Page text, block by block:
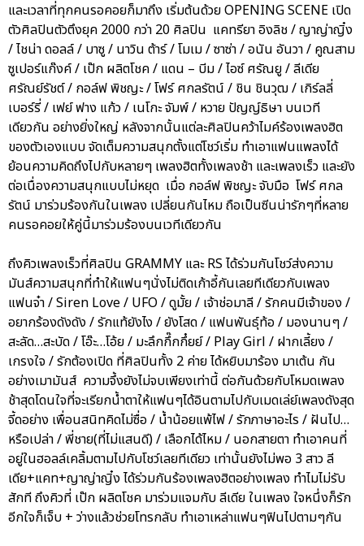
และเวลาที่ทุกคนรอคอยก็มาถึง เริ่มต้นด้วย OPENING SCENE เปิด
ตัวศิลปินตัวตึงยุค 2000 กว่า 20 ศิลปิน แคทรียา อิงลิช / ญาญ่าญิ๋ง
/ ไชน่า ดอลล์ / บาซู / นาวิน ต้าร์ / โมเม / ซาซ่า / อนัน อันวา / คูณสาม
ซูเปอร์แก๊งค์ / เป๊ก ผลิตโชค / แดน – บีม / ไอซ์ ศรัณยู / ลีเดีย
ศรัณย์รัชต์ / กอล์ฟ พิชญะ / โฟร์ ศกลรัตน์ / ชิน ชินวุฒ / เกิร์ลลี่
เบอร์รี่ / เฟย์ ฟาง แก้ว / เนโกะ จัมพ์ / หวาย ปัญญ์ธิษา บนเวที
เดียวกัน อย่างยิ่งใหญ่ หลังจากนั้นแต่ละศิลปินคว้าไมค์ร้องเพลงฮิต
ของตัวเองแบบ จัดเต็มความสนุกตั้งแต่โชว์เริ่ม ทำเอาแฟนแพลงได้
ย้อนความคิดถึงไปกับหลายๆ เพลงฮิตทั้งเพลงช้า และเพลงเร็ว และยัง
ต่อเนื่องความสนุกแบบไม่หยุด เมื่อ กอล์ฟ พิชญะ จับมือ โฟร์ ศกล
รัตน์ มาร่วมร้องกันในเพลง เปลี่ยนกันไหม ถือเป็นซีนน่ารักๆที่หลาย
คนรอคอยให้คู่นี้มาร่วมร้องบนเวทีเดียวกัน
ถึงคิวเพลงเร็วที่ศิลปิน GRAMMY และ RS ได้ร่วมกันโชว์ส่งความ
มันส์ความสนุกที่ทำให้แฟนๆนั่งไม่ติดเก้าอี้กันเลยทีเดียวกับเพลง
แฟนจ๋า / Siren Love / UFO / ดูมั้ย / เจ้าช่อมาลี / รักคนมีเจ้าของ /
อยากร้องดังดัง / รักแท้ยังไง / ยังโสด / แฟนพันธุ์ท้อ / มองนานๆ /
สะลัด…สะบัด / โอ๊ะ…โอ้ย / มะลึกกึ๊กกึ๋ยย์ / Play Girl / ฝากเลี้ยง /
เกรงใจ / รักต้องเปิด ที่ศิลปินทั้ง 2 ค่าย ได้หยิบมาร้อง มาเต้น กัน
อย่างเมามันส์ ความจึ้งยังไม่จบเพียงเท่านี้ ต่อกันด้วยกับโหมดเพลง
ช้าสุดโดนใจที่จะเรียกน้ำตาให้แฟนๆได้อินตามไปกับเมดเล่ย์เพลงดังสุด
จี้ดอย่าง เพื่อนสนิทคิดไม่ซื่อ / น้ำน้อยแพ้ไฟ / รักภาษาอะไร / ฝันไป…
หรือเปล่า / พี่ชาย(ที่ไม่แสนดี) / เลือกได้ไหม / นอกสายตา ทำเอาคนที่
อยู่ในฮอลล์เคลิ้มตามไปกับโชว์เลยทีเดียว เท่านั้นยังไม่พอ 3 สาว ลี
เดีย+แคท+ญาญ่าญิ๋ง ได้ร่วมกันร้องเพลงฮิตอย่างเพลง ทำไมไม่รับ
สักที ถึงคิวที่ เป๊ก ผลิตโชค มาร่วมแจมกับ ลีเดีย ในเพลง ใจหนึ่งก็รัก
อีกใจก็เจ็บ + ว่างแล้วช่วยโทรกลับ ทำเอาเหล่าแฟนๆฟินไปตามๆกัน